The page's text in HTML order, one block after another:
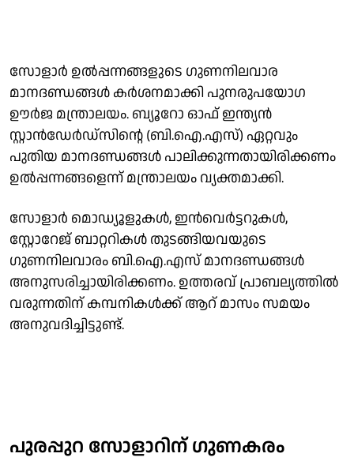
സോളാർ ഉല്‍പ്പന്നങ്ങളുടെ ഗുണനിലവാര
മാനദണ്ഡങ്ങൾ കർശനമാക്കി പുനരുപയോഗ
ഊർജ മന്ത്രാലയം. ബ്യൂറോ ഓഫ് ഇന്ത്യൻ
സ്റ്റാൻഡേർഡ്‌സിൻ്റെ (ബി.ഐ.എസ്) ഏറ്റവും
പുതിയ മാനദണ്ഡങ്ങൾ പാലിക്കുന്നതായിരിക്കണം
ഉല്‍പ്പന്നങ്ങളെന്ന് മന്ത്രാലയം വ്യക്തമാക്കി.
സോളാർ മൊഡ്യൂളുകൾ, ഇൻവെർട്ടറുകൾ,
സ്റ്റോറേജ് ബാറ്ററികൾ തുടങ്ങിയവയുടെ
ഗുണനിലവാരം ബി.ഐ.എസ് മാനദണ്ഡങ്ങള്‍
അനുസരിച്ചായിരിക്കണം. ഉത്തരവ് പ്രാബല്യത്തിൽ
വരുന്നതിന് കമ്പനികള്‍ക്ക് ആറ് മാസം സമയം
അനുവദിച്ചിട്ടുണ്ട്.
പുരപ്പുറ സോളാറിന് ഗുണകരം